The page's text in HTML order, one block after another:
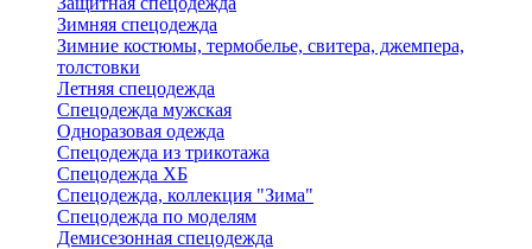
Зимняя спецодежда
Зимние костюмы, термобелье, свитера, джемпера,
толстовки
Летняя спецодежда
Спецодежда мужская
Одноразовая одежда
Спецодежда из трикотажа
Спецодежда ХБ
Спецодежда, коллекция "Зима"
Спецодежда по моделям
Демисезонная спецодежда